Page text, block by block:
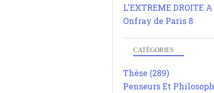
L'EXTREME DROITE
Onfray de Paris 8
CATÉGORIES
Thèse (289)
Penseurs Et